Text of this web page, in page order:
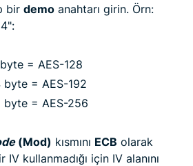
bir demo anahtarı girin. Örn:
= AES-128
= AES-192
= AES-256
(Mod) kısmını ECB olarak
IV kullanmadığı için IV alanını